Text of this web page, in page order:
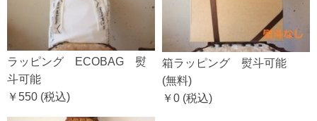
ラッピング ECOBAG 熨
斗可能
￥550 (税込)
箱ラッピング 熨斗可能
(無料)
￥0 (税込)